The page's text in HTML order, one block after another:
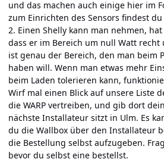
und das machen auch einige hier im
zum Einrichten des Sensors findest du
2. Einen Shelly kann man nehmen,
dass er im Bereich um null Watt recht
ist genau der Bereich, den man beim
haben will. Wenn man etwas mehr
beim Laden tolerieren kann,
Wirf mal einen Blick auf unsere Liste
die WARP vertreiben, und gib dort
nächste Installateur sitzt in Ulm. Es
du die Wallbox über den Installateur
die Bestellung selbst aufzugeben.
bevor du selbst eine bestellst.